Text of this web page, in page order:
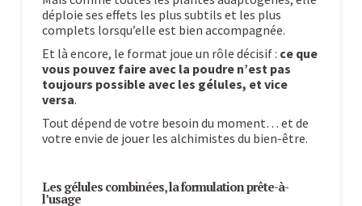
déploie ses effets les plus subtils et les plus
complets lorsqu’elle est bien accompagnée.
Et là encore, le format joue un rôle décisif : ce que
vous pouvez faire avec la poudre n’est pas
toujours possible avec les gélules, et vice
versa.
Tout dépend de votre besoin du moment… et de
votre envie de jouer les alchimistes du bien-être.
Les gélules combinées, la formulation prête-à-
l’usage